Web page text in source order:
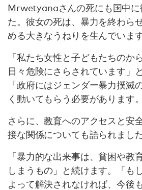
Mrwetyanaさんの死にも国中
た。彼女の死は、暴力を終わら
める大きなうねりを生んでいます
「私たち女性と子どもたちのか
日々危険にさらされています」
「政府にはジェンダー暴力撲滅
く動いてもらう必要があります。
さらに、教育へのアクセスと安
接な関係についても語られました
「暴力的な出来事は、貧困や教
しまうもの」と続けます。「も
よって解決されなければ、今後